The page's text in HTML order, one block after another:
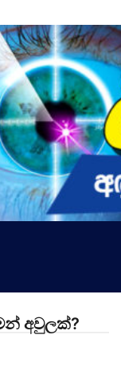
අවුලක්?